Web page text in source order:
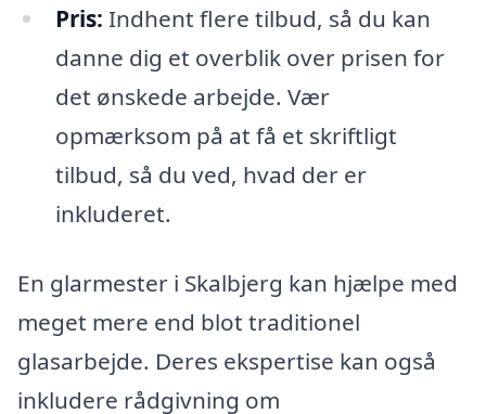
Pris: Indhent flere tilbud, så du kan
danne dig et overblik over prisen for
det ønskede arbejde. Vær
opmærksom på at få et skriftligt
tilbud, så du ved, hvad der er
inkluderet.
En glarmester i Skalbjerg kan hjælpe med
meget mere end blot traditionel
glasarbejde. Deres ekspertise kan også
inkludere rådgivning om